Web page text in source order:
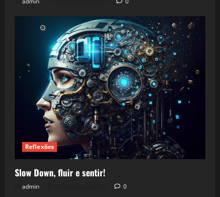
Reflexões
Slow Down, fluir e sentir!
admin 0